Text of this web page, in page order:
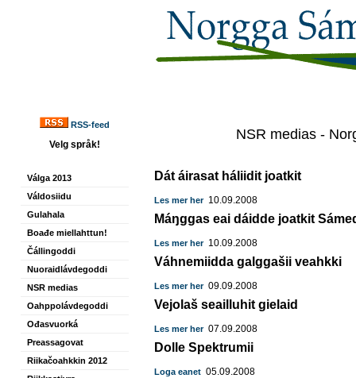
RSS-feed
Velg språk!
Válga 2013
Váldosiidu
Gulahala
Boađe miellahttun!
Čállingoddi
Nuoraidlávdegoddi
NSR medias
Oahppolávdegoddi
Ođasvuorká
Preassagovat
Riikačoahkkin 2012
NSR medias -
Dát áirasat háliidit joatkit
Les mer her10.09.2008
Máŋggas eai dáidde joatkit
Les mer her10.09.2008
Váhnemiidda galggašii veahkki
Les mer her09.09.2008
Vejolaš seailluhit gielaid
Les mer her07.09.2008
Dolle Spektrumii
Loga eanet 05.09.2008